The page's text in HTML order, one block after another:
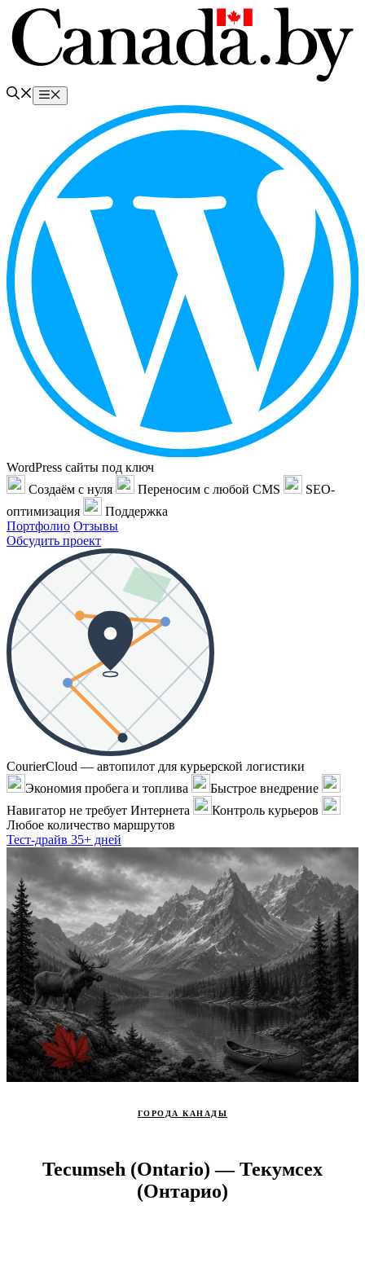
Перейти
содержимому
Меню
WordPress сайты под ключ
Создаём с нуля
Переносим с любой CMS
SEO-
оптимизация
Поддержка
Портфолио Отзывы
Обсудить проект
CourierCloud — автопилот для курьерской логистики
Экономия пробега и топлива
Быстрое внедрение
Навигатор не требует Интернета
Контроль курьеров
Любое количество маршрутов
Тест-драйв 35+ дней
ГОРОДА КАНАДЫ
Tecumseh (Ontario) — Текумсех
(Онтарио)